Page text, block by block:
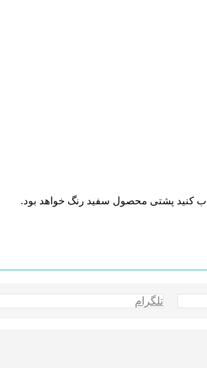
کنید پشتی محصول سفید رنگ خواهد بود.
تلگرام